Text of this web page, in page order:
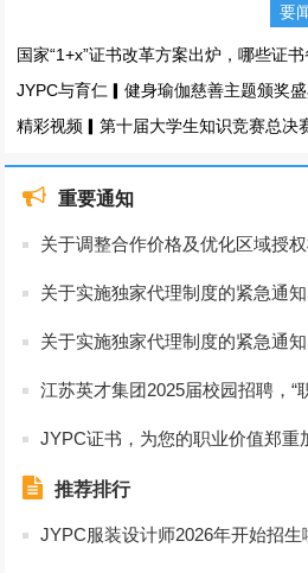
书主编会的通知
要
国家“1+x”证书改革方案出炉，哪些证
JYPC与育仁▎健身瑜伽慈善主题颁奖
精彩视频▎第十届大学生知识竞赛总决
重要通知
关于调整合作价格及优化区域授
关于实施独家代理制度的紧急通知
关于实施独家代理制度的紧急通知
江苏英才集团2025届校园招聘，“
JYPC证书，为您的职业价值郑重
推荐排行
JYPC服装设计师2026年开始招生